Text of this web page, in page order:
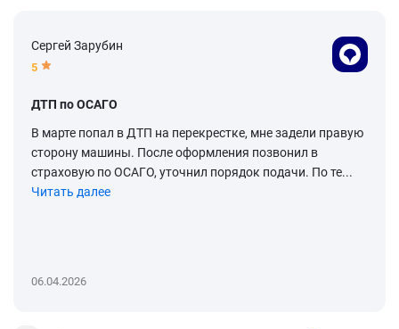
Сергей Зарубин
5
ДТП по ОСАГО
В марте попал в ДТП на перекрестке, мне задели правую
сторону машины. После оформления позвонил в
страховую по ОСАГО, уточнил порядок подачи. По те...
Читать далее
06.04.2026